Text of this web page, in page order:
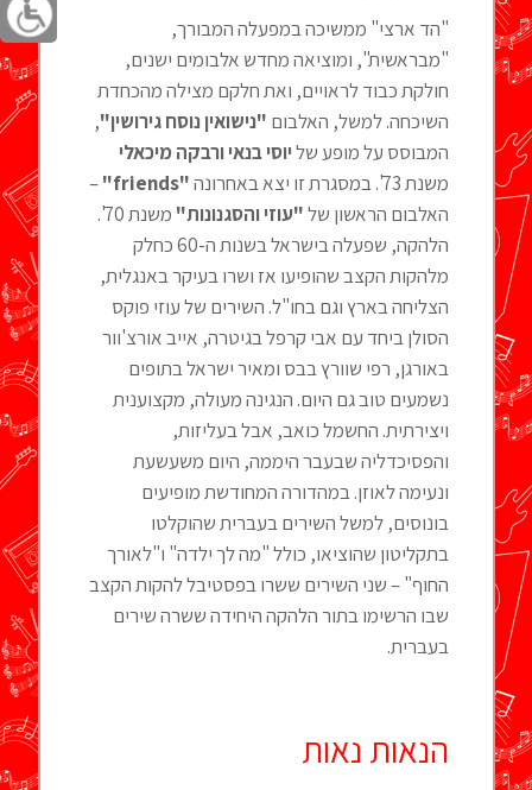
"הד ארצי" ממשיכה במפעלה המבורך,
"מבראשית", ומוציאה מחדש אלבומים ישנים,
חולקת כבוד לראויים, ואת חלקם מצילה מהכחדת
השיכחה. למשל, האלבום "נישואין נוסח גירושין",
המבוסס על מופע שליוסי בנאי ורבקה מיכאלי
משנת 73'. במסגרת זו יצא באחרונה
"
friends
"
–
האלבום הראשון של"עוזי והסגנונות"
משנת 70'.
הלהקה, שפעלה בישראל בשנות ה-60 כחלק
מלהקות הקצב שהופיעו אז ושרו בעיקר באנגלית,
הצליחה בארץ וגם בחו"ל. השירים של עוזי פוקס
הסולן ביחד עם אבי קרפל בגיטרה, אייב אורצ'וור
באורגן, רפי שוורץ בבס ומאיר ישראל בתופים
נשמעים טוב גם היום. הנגינה מעולה, מקצוענית
ויצירתית. החשמל כואב, אבל בעליזות,
והפסיכדליה שבעבר היממה, היום משעשעת
ונעימה לאוזן. במהדורה המחודשת מופיעים
בונוסים, למשל השירים בעברית שהוקלטו
בתקליטון שהוציאו, כולל "מה לך ילדה" ו"לאורך
החוף" – שני השירים ששרו בפסטיבל להקות הקצב
שבו הרשימו בתור הלהקה היחידה ששרה שירים
בעברית.
הנאות נאות